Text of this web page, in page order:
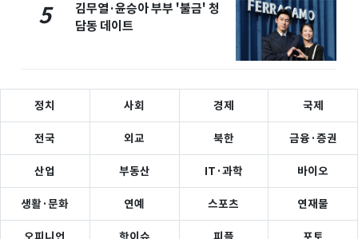
5
김무열·윤승아 부부 '불금' 청
담동 데이트
정치 사회 경제 국제
전국 외교 북한 금융·증권
산업 부동산 IT·과학 바이오
생활·문화 연예 스포츠 연재물